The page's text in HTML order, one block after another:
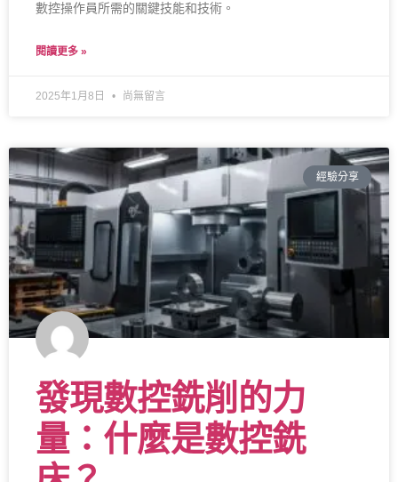
數控操作員所需的關鍵技能和技術。
閱讀更多 »
2025年1月8日 尚無留言
經驗分享
發現數控銑削的力
量：什麼是數控銑